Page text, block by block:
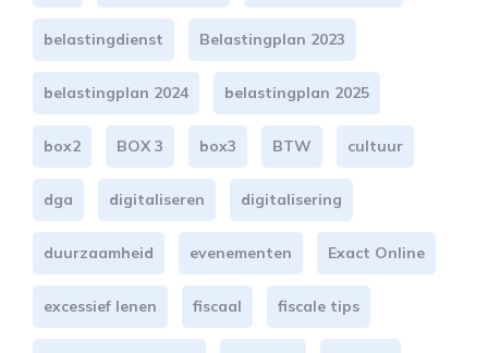
belastingdienst Belastingplan 2023
belastingplan 2024 belastingplan 2025
box2 BOX 3 box3 BTW cultuur
dga digitaliseren digitalisering
duurzaamheid evenementen Exact Online
excessief lenen fiscaal fiscale tips